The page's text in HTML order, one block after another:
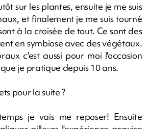
sur les plantes, ensuite je me suis
et finalement je me suis tourné
à la croisée de tout. Ce sont des
en symbiose avec des végétaux.
c'est aussi pour moi l'occasion
je pratique depuis 10 ans.
pour la suite ?
je vais me reposer! Ensuite